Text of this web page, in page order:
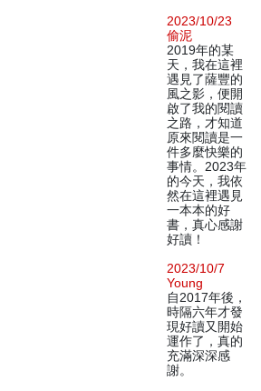
2023/10/23
偷泥
2019年的某
天，我在這裡
遇見了薩豐的
風之影，便開
啟了我的閱讀
之路，才知道
原來閱讀是一
件多麼快樂的
事情。2023年
的今天，我依
然在這裡遇見
一本本的好
書，真心感謝
好讀！
2023/10/7
Young
自2017年後，
時隔六年才發
現好讀又開始
運作了，真的
充滿深深感
謝。